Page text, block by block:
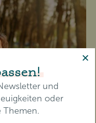
✕
und
oder
Themen.